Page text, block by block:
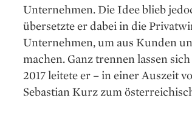
Unternehmen. Die Idee blieb
übersetzte er dabei in die
Unternehmen, um aus Kunden
machen. Ganz trennen lassen
2017 leitete er – in einer Auszeit
Sebastian Kurz zum